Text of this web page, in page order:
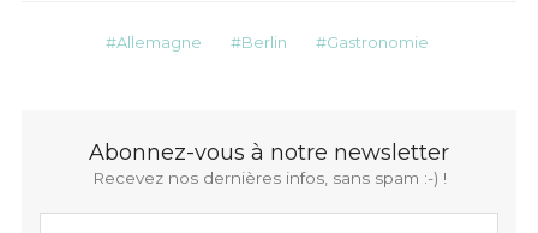
Allemagne Berlin Gastronomie
Abonnez-vous à notre newsletter
Recevez nos dernières infos, sans spam :-) !